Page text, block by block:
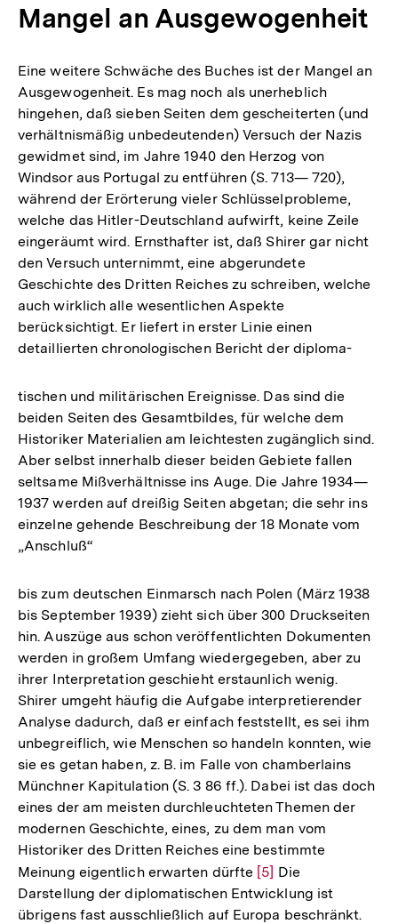
Mangel an Ausgewogenheit
Eine weitere Schwäche des Buches ist der Mangel an
Ausgewogenheit. Es mag noch als unerheblich
hingehen, daß sieben Seiten dem gescheiterten (und
verhältnismäßig unbedeutenden) Versuch der Nazis
gewidmet sind, im Jahre 1940 den Herzog von
Windsor aus Portugal zu entführen (S. 713— 720),
während der Erörterung vieler Schlüsselprobleme,
welche das Hitler-Deutschland aufwirft, keine Zeile
eingeräumt wird. Ernsthafter ist, daß Shirer gar nicht
den Versuch unternimmt, eine abgerundete
Geschichte des Dritten Reiches zu schreiben, welche
auch wirklich alle wesentlichen Aspekte
berücksichtigt. Er liefert in erster Linie einen
detaillierten chronologischen Bericht der diploma-
tischen und militärischen Ereignisse. Das sind die
beiden Seiten des Gesamtbildes, für welche dem
Historiker Materialien am leichtesten zugänglich sind.
Aber selbst innerhalb dieser beiden Gebiete fallen
seltsame Mißverhältnisse ins Auge. Die Jahre 1934—
1937 werden auf dreißig Seiten abgetan; die sehr ins
einzelne gehende Beschreibung der 18 Monate vom
„Anschluß“
bis zum deutschen Einmarsch nach Polen (März 1938
bis September 1939) zieht sich über 300 Druckseiten
hin. Auszüge aus schon veröffentlichten Dokumenten
werden in großem Umfang wiedergegeben, aber zu
ihrer Interpretation geschieht erstaunlich wenig.
Shirer umgeht häufig die Aufgabe interpretierender
Analyse dadurch, daß er einfach feststellt, es sei ihm
unbegreiflich, wie Menschen so handeln konnten, wie
sie es getan haben, z. B. im Falle von chamberlains
Münchner Kapitulation (S. 3 86 ff.). Dabei ist das doch
eines der am meisten durchleuchteten Themen der
modernen Geschichte, eines, zu dem man vom
Historiker des Dritten Reiches eine bestimmte
Meinung eigentlich erwarten dürfte Zur
Auflösung
der
[5] Die
Darstellung der diplomatischen Entwicklung ist
übrigens fast ausschließlich auf Europa beschränkt.